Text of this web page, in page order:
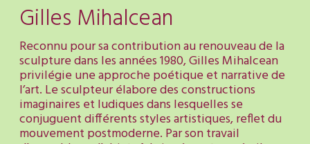
Gilles Mihalcean
Reconnu pour sa contribution au renouveau de la
sculpture dans les années 1980, Gilles Mihalcean
privilégie une approche poétique et narrative de
l’art. Le sculpteur élabore des constructions
imaginaires et ludiques dans lesquelles se
conjuguent différents styles artistiques, reflet du
mouvement postmoderne. Par son travail